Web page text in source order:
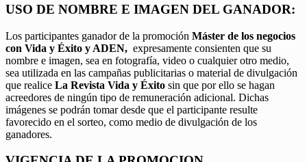
USO DE NOMBRE E IMAGEN DEL GANADOR:
Los participantes ganador de la promoción Máster de los negocios
con Vida y Éxito y ADEN, expresamente consienten que su
nombre e imagen, sea en fotografía, video o cualquier otro medio,
sea utilizada en las campañas publicitarias o material de divulgación
que realice La Revista Vida y Éxito sin que por ello se hagan
acreedores de ningún tipo de remuneración adicional. Dichas
imágenes se podrán tomar desde que el participante resulte
favorecido en el sorteo, como medio de divulgación de los
ganadores.